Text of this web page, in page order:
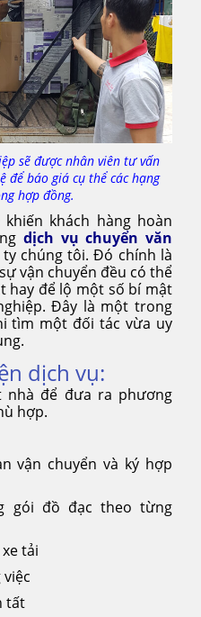
sẽ được nhân viên tư vấn
để báo giá cụ thể các hạng
hợp đồng.
khách hàng hoàn
dịch vụ chuyển văn
chúng tôi. Đó chính là
vận chuyển đều có thể
hay để lộ một số bí mật
Đây là một trong
tìm một đối tác vừa uy
dịch vụ:
nhà để đưa ra phương
hợp.
vận chuyển và ký hợp
gói đồ đạc theo từng
tải
tất